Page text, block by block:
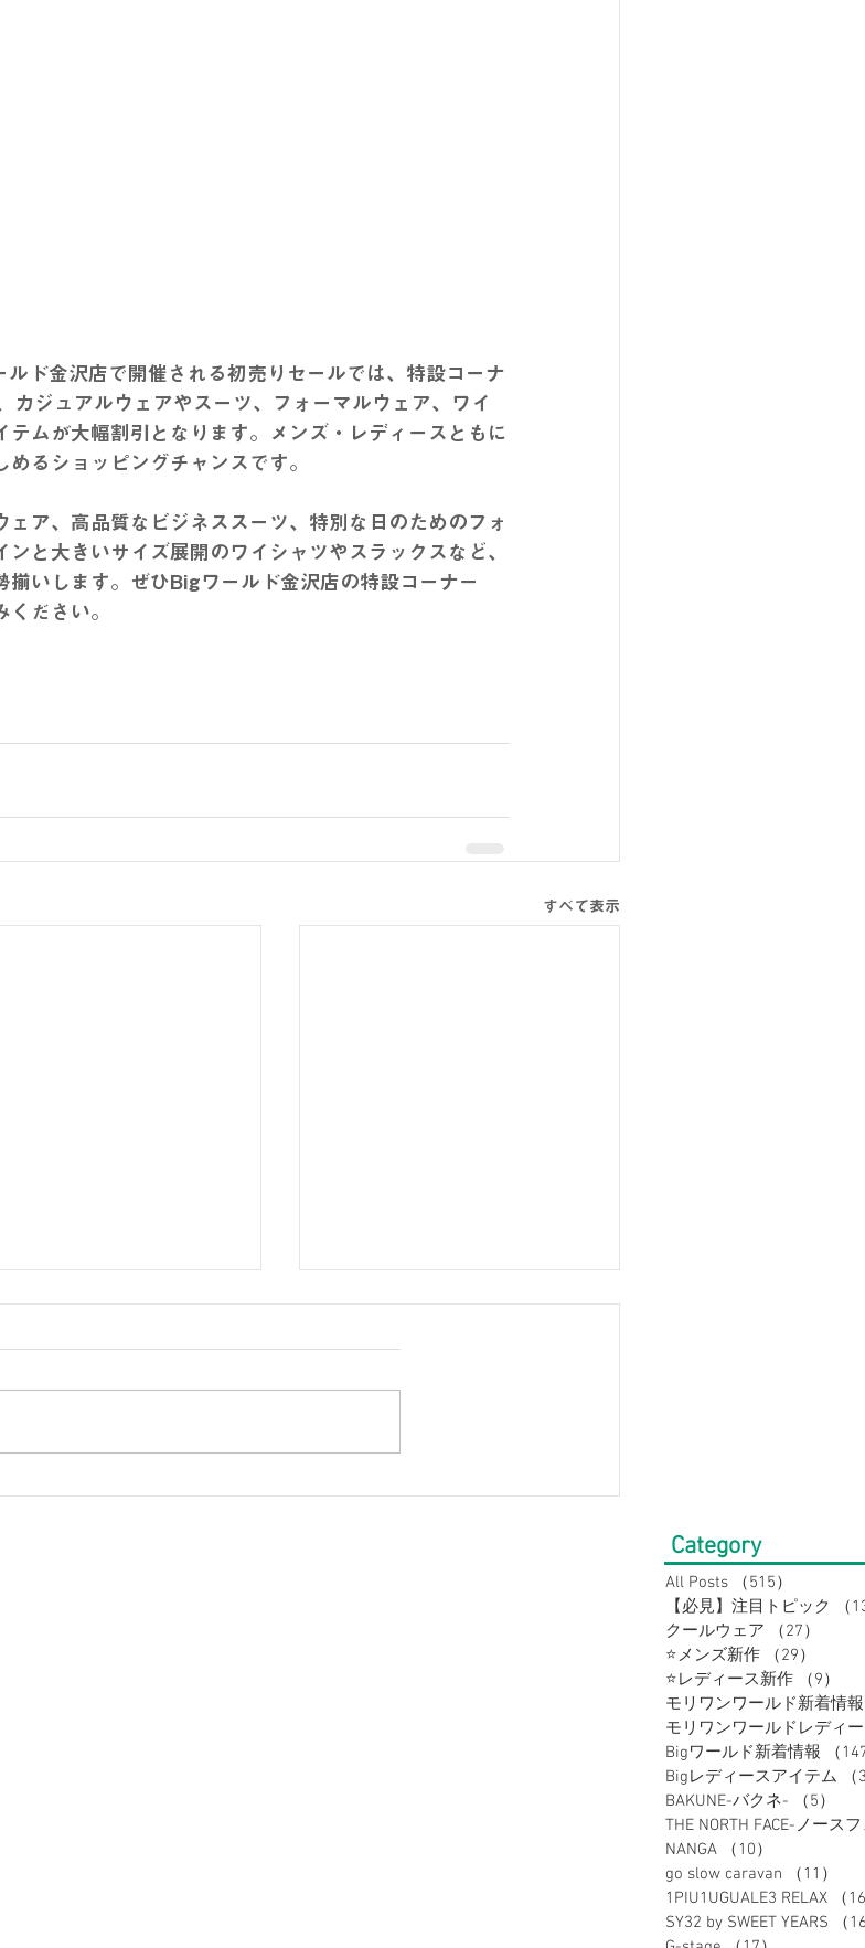
ド金沢店で開催される初売りセールでは、特設コーナ
カジュアルウェアやスーツ、フォーマルウェア、ワイ
テムが大幅割引となります。メンズ・レディースともに
るショッピングチャンスです。
ア、高品質なビジネススーツ、特別な日のためのフォ
と大きいサイズ展開のワイシャツやスラックスなど、
揃いします。ぜひBigワールド金沢店の特設コーナー
ださい。
すべて表示
以上お買上でバーゲン
【必見】大きいサイズの店
Category
All Posts （515）
【必見】注目トピック
（
クールウェア
（27）
⭐メンズ新作
（29）
⭐レディース新作
（9）
モリワンワールド新着情報
Bigワールド新着情報
（
Bigレディースアイテム
BAKUNE-バクネ-
（5）
THE NORTH FACE-ノース
NANGA
（10）
go slow caravan
（11）
1PIU1UGUALE3 RELAX
（
SY32 by SWEET YEARS
（